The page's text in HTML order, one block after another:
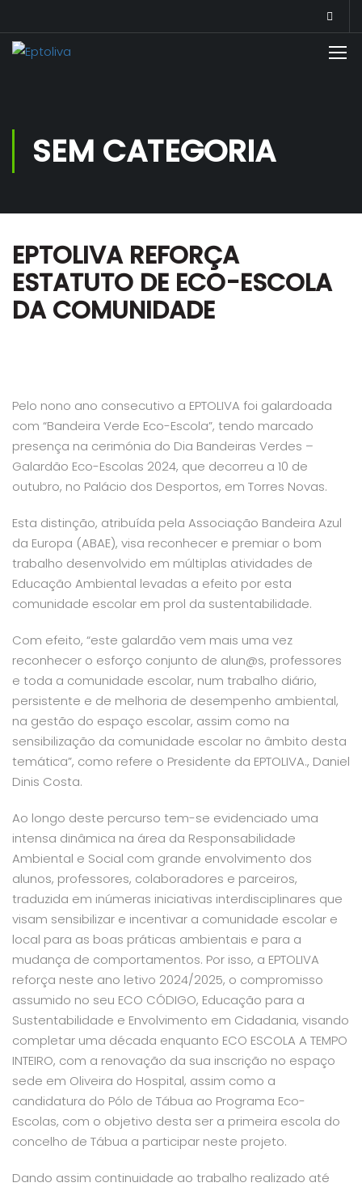
SEM CATEGORIA
EPTOLIVA REFORÇA
ESTATUTO DE ECO-ESCOLA
DA COMUNIDADE
Pelo nono ano consecutivo a EPTOLIVA foi galardoada
com “Bandeira Verde Eco-Escola”, tendo marcado
presença na cerimónia do Dia Bandeiras Verdes –
Galardão Eco-Escolas 2024, que decorreu a 10 de
outubro, no Palácio dos Desportos, em Torres Novas.
Esta distinção, atribuída pela Associação Bandeira Azul
da Europa (ABAE), visa reconhecer e premiar o bom
trabalho desenvolvido em múltiplas atividades de
Educação Ambiental levadas a efeito por esta
comunidade escolar em prol da sustentabilidade.
Com efeito, “este galardão vem mais uma vez
reconhecer o esforço conjunto de alun@s, professores
e toda a comunidade escolar, num trabalho diário,
persistente e de melhoria de desempenho ambiental,
na gestão do espaço escolar, assim como na
sensibilização da comunidade escolar no âmbito desta
temática”, como refere o Presidente da EPTOLIVA., Daniel
Dinis Costa.
Ao longo deste percurso tem-se evidenciado uma
intensa dinâmica na área da Responsabilidade
Ambiental e Social com grande envolvimento dos
alunos, professores, colaboradores e parceiros,
traduzida em inúmeras iniciativas interdisciplinares que
visam sensibilizar e incentivar a comunidade escolar e
local para as boas práticas ambientais e para a
mudança de comportamentos. Por isso, a EPTOLIVA
reforça neste ano letivo 2024/2025, o compromisso
assumido no seu ECO CÓDIGO, Educação para a
Sustentabilidade e Envolvimento em Cidadania, visando
completar uma década enquanto ECO ESCOLA A TEMPO
INTEIRO, com a renovação da sua inscrição no espaço
sede em Oliveira do Hospital, assim como a
candidatura do Pólo de Tábua ao Programa Eco-
Escolas, com o objetivo desta ser a primeira escola do
concelho de Tábua a participar neste projeto.
Dando assim continuidade ao trabalho realizado até